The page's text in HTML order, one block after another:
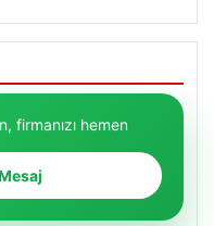
firmanızı hemen